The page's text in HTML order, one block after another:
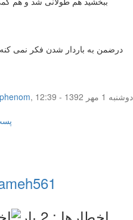
درضمن به باردار شدن فکر نمی
phenom,
دوشنبه 1 مهر 1392 - 12:39